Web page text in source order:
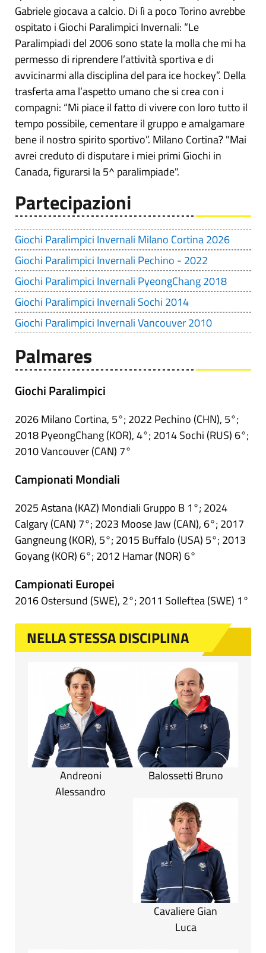
Gabriele giocava a calcio. Di lì a poco Torino avrebbe
ospitato i Giochi Paralimpici Invernali: “Le
Paralimpiadi del 2006 sono state la molla che mi ha
permesso di riprendere l’attività sportiva e di
avvicinarmi alla disciplina del para ice hockey”. Della
trasferta ama l’aspetto umano che si crea con i
compagni: “Mi piace il fatto di vivere con loro tutto il
tempo possibile, cementare il gruppo e amalgamare
bene il nostro spirito sportivo”. Milano Cortina? "Mai
avrei creduto di disputare i miei primi Giochi in
Canada, figurarsi la 5^ paralimpiade".
Partecipazioni
Giochi Paralimpici Invernali Milano Cortina 2026
Giochi Paralimpici Invernali Pechino - 2022
Giochi Paralimpici Invernali PyeongChang 2018
Giochi Paralimpici Invernali Sochi 2014
Giochi Paralimpici Invernali Vancouver 2010
Palmares
Giochi Paralimpici
2026 Milano Cortina, 5°; 2022 Pechino (CHN), 5°;
2018 PyeongChang (KOR), 4°; 2014 Sochi (RUS) 6°;
2010 Vancouver (CAN) 7°
Campionati Mondiali
2025 Astana (KAZ) Mondiali Gruppo B 1°; 2024
Calgary (CAN) 7°; 2023 Moose Jaw (CAN), 6°; 2017
Gangneung (KOR), 5°; 2015 Buffalo (USA) 5°; 2013
Goyang (KOR) 6°; 2012 Hamar (NOR) 6°
Campionati Europei
2016 Ostersund (SWE), 2°; 2011 Solleftea (SWE) 1°
NELLA STESSA DISCIPLINA
Andreoni
Alessandro
Balossetti Bruno
Cavaliere Gian
Luca